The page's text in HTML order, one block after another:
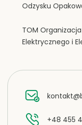
Odzysku
TOM
Elektrycznego i
+48 455